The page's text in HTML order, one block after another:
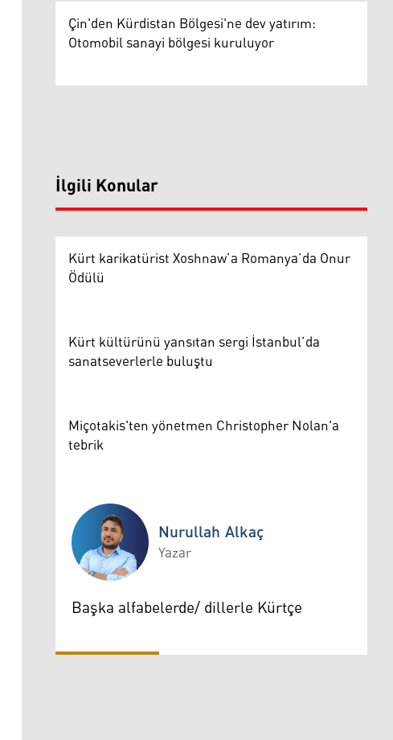
Çin'den Kürdistan Bölgesi'ne dev yatırım:
Otomobil sanayi bölgesi kuruluyor
İlgili Konular
Kürt karikatürist Xoshnaw’a Romanya’da Onur
Ödülü
Kürt kültürünü yansıtan sergi İstanbul’da
sanatseverlerle buluştu
Miçotakis'ten yönetmen Christopher Nolan'a
tebrik
Nurullah Alkaç
Nurullah Alkaç
Yazar
Başka alfabelerde/ dillerle Kürtçe